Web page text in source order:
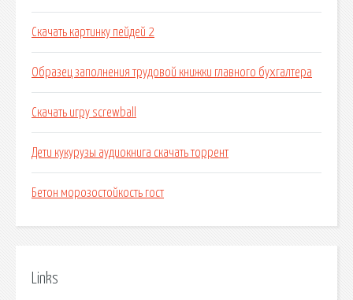
Скачать картинку пейдей 2
Образец заполнения трудовой книжки главного бухгалтера
Скачать игру screwball
Дети кукурузы аудиокнига скачать торрент
Бетон морозостойкость гост
Links